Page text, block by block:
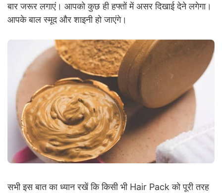
बार जरूर लगाएं। आपको कुछ ही हफ्तों में असर दिखाई देने लगेगा।
आपके बाल स्मूद और शाइनी हो जाएंगे।
सभी इस बात का ध्यान रखें कि किसी भी Hair Pack को पूरी तरह